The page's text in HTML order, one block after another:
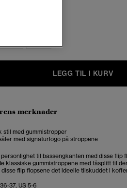
LEGG TIL I KURV
merknader
stil med gummistropper
med signaturlogo på stroppene
personlighet til bassengkanten med disse flip
klassiske gummistroppene med tåsplitt til
flip flopsene det ideelle tilskuddet i
37, US 5-6